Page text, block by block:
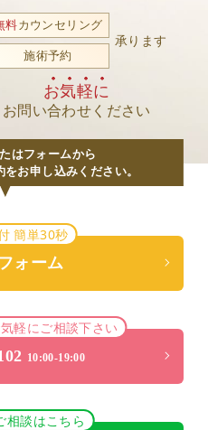
料カウンセリング
施術予約
承ります
お気軽に
お問い合わせください
はフォームから
お申し込みください。
簡単30秒
ォーム
軽にご相談下さい
10:00-19:00
相談はこちら